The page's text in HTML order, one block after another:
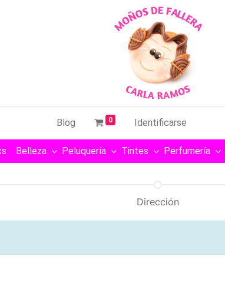
Blog 0 Identificarse
Belleza Peluquería Tintes Perfumería
Dirección